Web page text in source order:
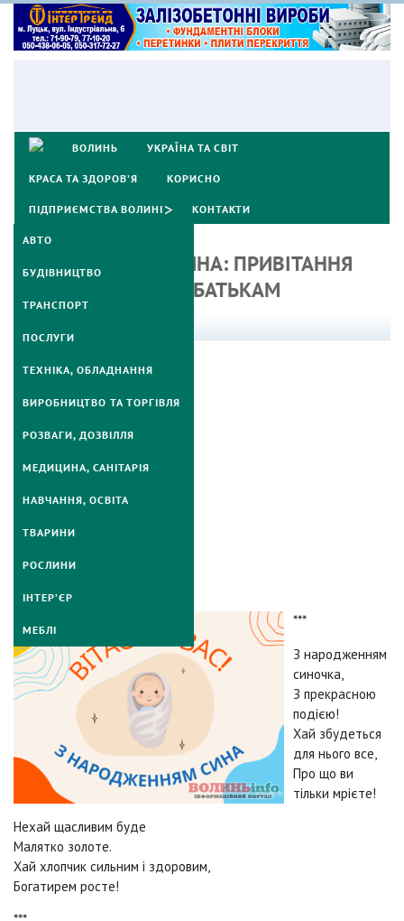
ВОЛИНЬ УКРАЇНА ТА СВІТ
КРАСА ТА ЗДОРОВ’Я КОРИСНО
ПІДПРИЄМСТВА ВОЛИНІ
АВТО
БУДІВНИЦТВО
ТРАНСПОРТ
ПОСЛУГИ
ТЕХНІКА, ОБЛАДНАННЯ
ВИРОБНИЦТВО ТА ТОРГІВЛЯ
РОЗВАГИ, ДОЗВІЛЛЯ
МЕДИЦИНА, САНІТАРІЯ
НАВЧАННЯ, ОСВІТА
ТВАРИНИ
РОСЛИНИ
ІНТЕР’ЄР
МЕБЛІ
КОНТАКТИ
З НАРОДЖЕННЯ СИНА: ПРИВІТАННЯ
“НОВОСПЕЧЕНИМ” БАТЬКАМ
***
З народженням
синочка,
З прекрасною
подією!
Хай збудеться
для нього все,
Про що ви
тільки мрієте!
Нехай щасливим буде
Малятко золоте.
Хай хлопчик сильним і здоровим,
Богатирем росте!